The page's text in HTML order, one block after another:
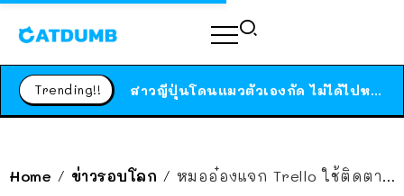
Trending!! ได้เวลาเด็กหนวดรวมตัว RF Online Next เปิดให้เล่นแล้ว เกม Sci-Fi MMORPG ระดับตำนาน เล่นได้ทั้งมือถือและ PC
Home / ข่าวรอบโลก / หมออ๋องแจก Trello ใช้ติดตามสถานะ ร่างกฎหมายในสภาฯ